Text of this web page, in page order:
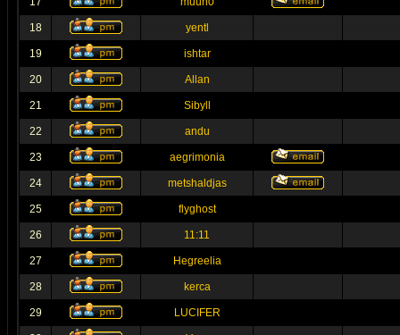
18 yentl
19 ishtar
20 Allan
21 Sibyll
22 andu
23 aegrimonia
24 metshaldjas
25 flyghost
26 11:11
27 Hegreelia
28 kerca
29 LUCIFER